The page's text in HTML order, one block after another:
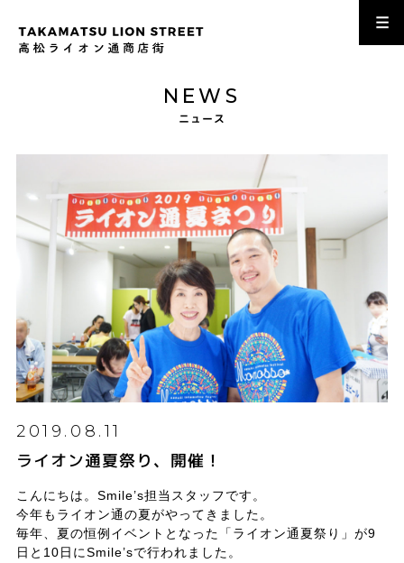
NEWS
ニュース
2019.08.11
ライオン通夏祭り、開催！
こんにちは。Smile’s担当スタッフです。
今年もライオン通の夏がやってきました。
毎年、夏の恒例イベントとなった「ライオン通夏祭り」が9
日と10日にSmile’sで行われました。